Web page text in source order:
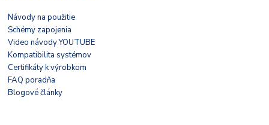
Návody na použitie
Schémy zapojenia
Video návody YOUTUBE
Kompatibilita systémov
Certifikáty k výrobkom
FAQ poradňa
Blogové články